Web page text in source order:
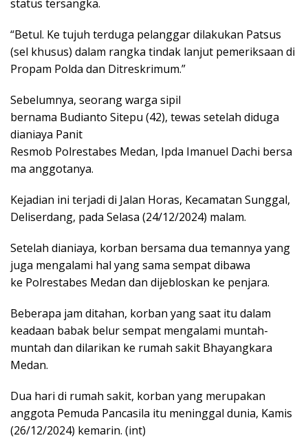
status tersangka.
“Betul. Ke tujuh terduga pelanggar dilakukan Patsus
(sel khusus) dalam rangka tindak lanjut pemeriksaan di
Propam Polda dan Ditreskrimum.”
Sebelumnya, seorang warga sipil
bernama Budianto Sitepu (42), tewas setelah diduga
dianiaya Panit
Resmob Polrestabes Medan, Ipda Imanuel Dachi bersa
ma anggotanya.
Kejadian ini terjadi di Jalan Horas, Kecamatan Sunggal,
Deliserdang, pada Selasa (24/12/2024) malam.
Setelah dianiaya, korban bersama dua temannya yang
juga mengalami hal yang sama sempat dibawa
ke Polrestabes Medan dan dijebloskan ke penjara.
Beberapa jam ditahan, korban yang saat itu dalam
keadaan babak belur sempat mengalami muntah-
muntah dan dilarikan ke rumah sakit Bhayangkara
Medan.
Dua hari di rumah sakit, korban yang merupakan
anggota Pemuda Pancasila itu meninggal dunia, Kamis
(26/12/2024) kemarin. (int)